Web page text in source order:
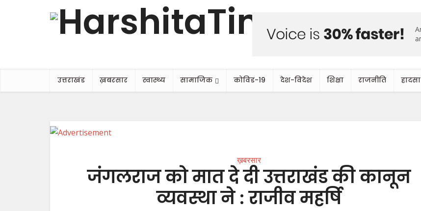
उत्तराखंड ख़बरसार स्वास्थ्य सामाजिक कोविड-19 देश-विदेश शिक्षा राजनीति हादसा
ख़बरसार
जंगलराज को मात दे दी उत्तराखंड की कानून
व्यवस्था ने : राजीव महर्षि